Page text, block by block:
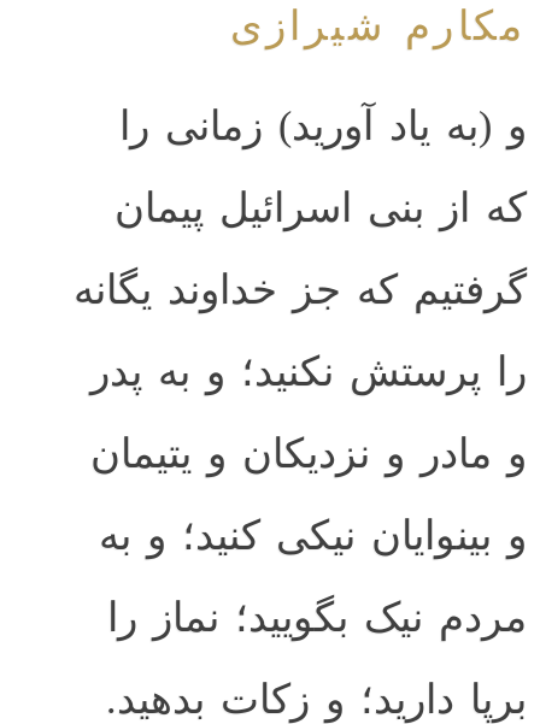
مکارم شیرازی
و (به یاد آورید) زمانی را
که از بنی اسرائیل پیمان
گرفتیم که جز خداوند یگانه
را پرستش نکنید؛ و به پدر
و مادر و نزدیکان و یتیمان
و بینوایان نیکی کنید؛ و به
مردم نیک بگویید؛ نماز را
برپا دارید؛ و زکات بدهید.